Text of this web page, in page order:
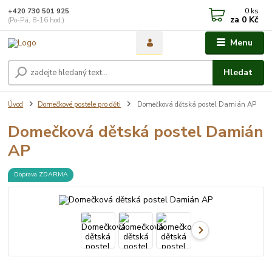
Menu
Hledat
+420 730 501 925
(Po-Pá, 8-16 hod.)
0 ks
za 0 Kč
Úvod Domečkové postele pro děti Domečková dětská postel Damián AP
Domečková dětská postel Damián
AP
Doprava ZDARMA